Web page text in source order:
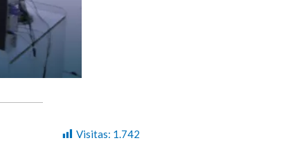
Visitas: 1.742